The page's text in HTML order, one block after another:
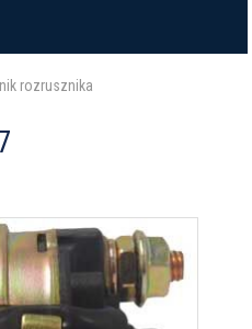
rozrusznika